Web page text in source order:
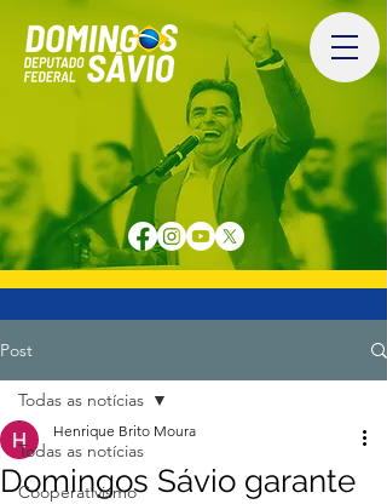
Post
Todas as notícias
Cooperativismo
Todas as notícias
Domingos Sávio garante
Henrique Brito Moura